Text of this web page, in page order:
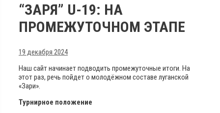
“ЗАРЯ” U-19: НА
ПРОМЕЖУТОЧНОМ ЭТАПЕ
19 декабря 2024
Наш сайт начинает подводить промежуточные итоги. На
этот раз, речь пойдет о молодёжном составе луганской
«Зари».
Турнирное положение